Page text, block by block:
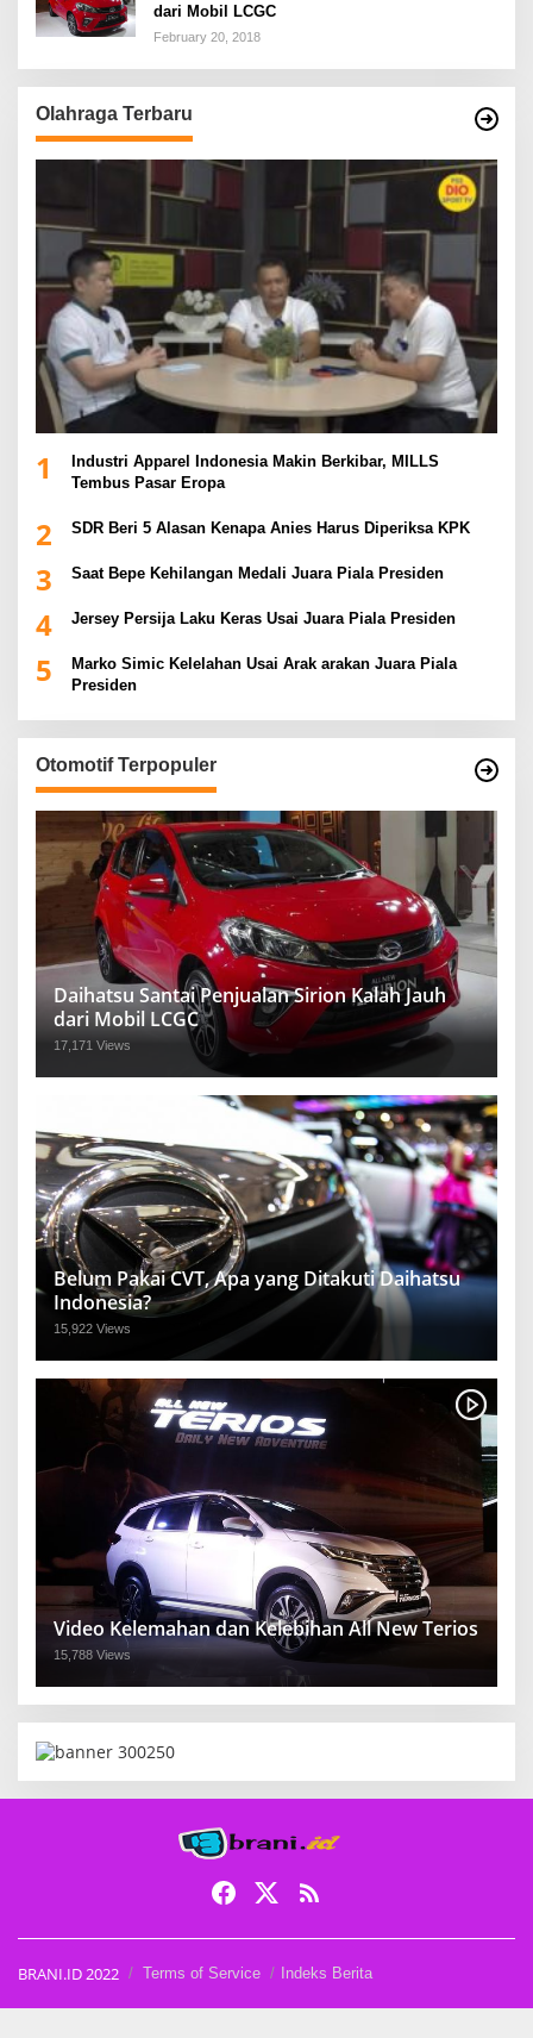
dari Mobil LCGC
February 20, 2018
Olahraga Terbaru
1
Industri Apparel Indonesia Makin Berkibar, MILLS
Tembus Pasar Eropa
2 SDR Beri 5 Alasan Kenapa Anies Harus Diperiksa KPK
3 Saat Bepe Kehilangan Medali Juara Piala Presiden
4 Jersey Persija Laku Keras Usai Juara Piala Presiden
5
Marko Simic Kelelahan Usai Arak arakan Juara Piala
Presiden
Otomotif Terpopuler
Daihatsu Santai Penjualan Sirion Kalah Jauh
dari Mobil LCGC
17,171 Views
Belum Pakai CVT, Apa yang Ditakuti Daihatsu
Indonesia?
15,922 Views
Video Kelemahan dan Kelebihan All New Terios
15,788 Views
BRANI.ID 2022 Terms of Service Indeks Berita